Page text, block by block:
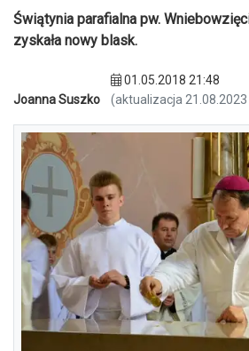
Świątynia parafialna pw.
zyskała nowy blask.
Joanna Suszko
01.05.2018 21:48
(aktualizacja 21.08.2023